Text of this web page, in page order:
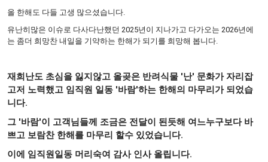
올 한해도 다들 고생 많으셨습니다.
유난히많은 이슈로 다사다난했던 2025년이 지나가고 다가오는 2026년에
는 좀더 희망찬 내일을 기약하는 한해가 되기를 희망해 봅니다.
재희난도 초심을 잃지않고 올곶은 반려식물 '난' 문화가 자리잡
고저 노력했고 임직원 일동 '바람'하는 한해의 마무리가 되었습
니다.
그 '바람'이 고객님들께 조금은 전달이 된듯해 여느누구보다 바
쁘고 보람찬 한해를 마무리 할수 있었습니다.
이에 임직원일동 머리숙여 감사 인사 올립니다.